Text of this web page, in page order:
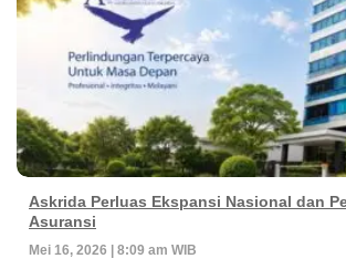
Askrida Perluas Ekspansi Nasional dan
Asuransi
Mei 16, 2026 | 8:09 am WIB